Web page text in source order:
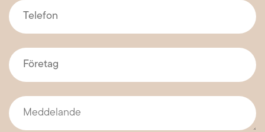
Telefon
Företag
Meddelande